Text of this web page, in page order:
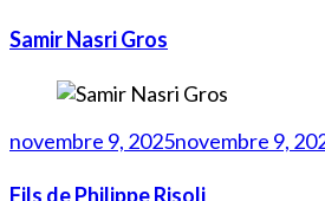
Samir Nasri Gros
novembre 9, 2025novembre 9,
Fils de Philippe Risoli